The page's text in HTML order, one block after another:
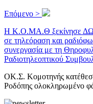
Επόμενο >
Η Κ.Ο.ΜΑ.Θ ξεκίνησε
σε τηλεόραση και
συνεργασία με τη
Ραδιοτηλεοπτικού
ΟΚ.Σ. Κομοτηνής
Ροδόπης ολοκληρωμένο